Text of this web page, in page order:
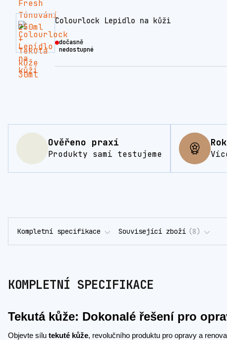
Colourlock Lepidlo na kůži
dočasně
nedostupné
Ověřeno praxí
Produkty sami testujeme
Kompletní specifikace Související zboží 8
KOMPLETNÍ SPECIFIKACE
Tekutá kůže: Dokonalé řešení pro
Objevte sílu tekuté kůže, revolučního produktu pro opravy a